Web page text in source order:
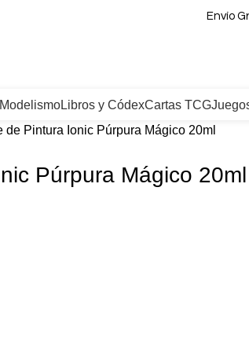
Envío
Libros y CódexCartas TCG
de Pintura Ionic Púrpura Mágico 20ml
Púrpura Mágico 20ml